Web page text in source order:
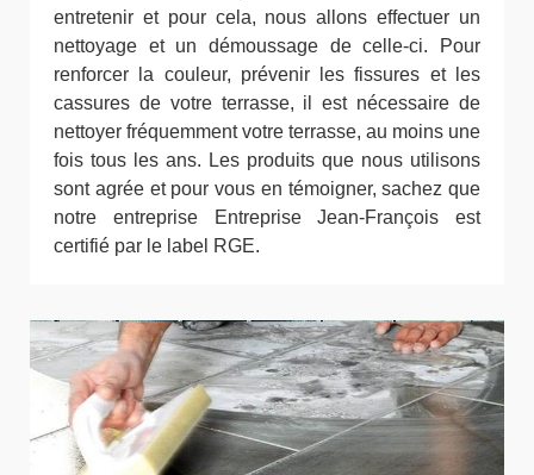
entretenir et pour cela, nous allons effectuer un
nettoyage et un démoussage de celle-ci. Pour
renforcer la couleur, prévenir les fissures et les
cassures de votre terrasse, il est nécessaire de
nettoyer fréquemment votre terrasse, au moins une
fois tous les ans. Les produits que nous utilisons
sont agrée et pour vous en témoigner, sachez que
notre entreprise Entreprise Jean-François est
certifié par le label RGE.